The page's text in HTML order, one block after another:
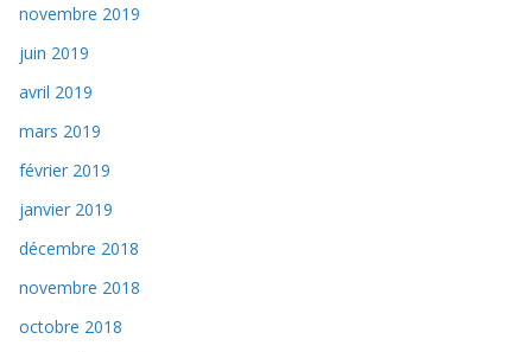
novembre 2019
juin 2019
avril 2019
mars 2019
février 2019
janvier 2019
décembre 2018
novembre 2018
octobre 2018